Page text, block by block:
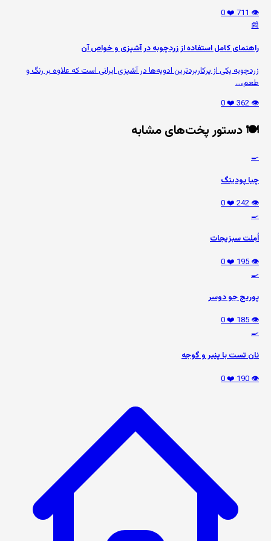
👁️ 711
❤️ 0
📰
راهنمای کامل استفاده از زردچوبه در آشپزی و خواص آن
زردچوبه یکی از پرکاربردترین ادویه‌ها در آشپزی ایرانی است که علاوه بر رنگ و
طعم،...
👁️ 362
❤️ 0
🍽️ دستور پخت‌های مشابه
🍳
چیا پودینگ
👁️ 242
❤️ 0
🍳
اُمِلت سبزیجات
👁️ 195
❤️ 0
🍳
پوریج جو دوسر
👁️ 185
❤️ 0
🍳
نان تست با پنیر و گوجه
👁️ 190
❤️ 0